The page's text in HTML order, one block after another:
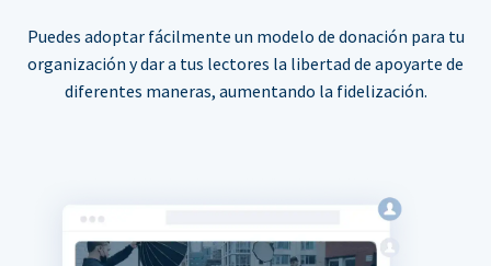
Puedes adoptar fácilmente un modelo de donación para tu
organización y dar a tus lectores la libertad de apoyarte de
diferentes maneras, aumentando la fidelización.